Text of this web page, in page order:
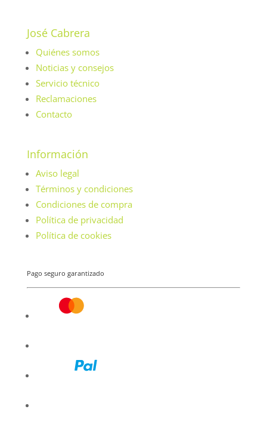
José Cabrera
Quiénes somos
Noticias y consejos
Servicio técnico
Reclamaciones
Contacto
Información
Aviso legal
Términos y condiciones
Condiciones de compra
Política de privacidad
Política de cookies
Pago seguro garantizado